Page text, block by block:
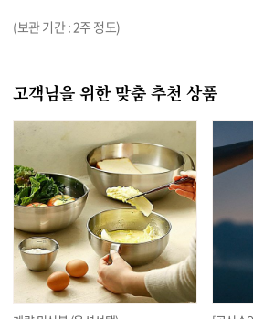
(보관 기간 : 2주 정도)
고객님을 위한 맞춤 추천 상품